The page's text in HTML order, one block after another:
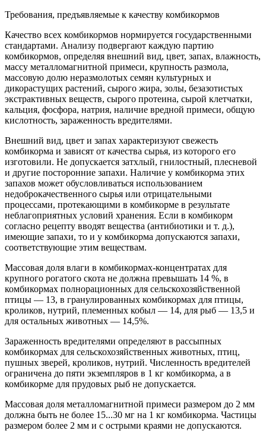
Требования, предъявляемые к качеству комбикормов
Качество всех комбикормов нормируется государственными
стандартами. Анализу подвергают каждую партию
комбикормов, определяя внешний вид, цвет, запах, влажность,
массу металломагнитной примеси, крупность размола,
массовую долю неразмолотых семян культурных и
дикорастущих растений, сырого жира, золы, безазотистых
экстрактивных веществ, сырого протеина, сырой клетчатки,
кальция, фосфора, натрия, наличие вредной примеси, общую
кислотность, зараженность вредителями.
Внешний вид, цвет и запах характеризуют свежесть
комбикорма и зависят от качества сырья, из которого его
изготовили. Не допускается затхлый, гнилостный, плесневой
и другие посторонние запахи. Наличие у комбикорма этих
запахов может обусловливаться использованием
недоброкачественного сырья или отрицательными
процессами, протекающими в комбикорме в результате
неблагоприятных условий хранения. Если в комбикорм
согласно рецепту вводят вещества (антибиотики и т. д.),
имеющие запахи, то и у комбикорма допускаются запахи,
соответствующие этим веществам.
Массовая доля влаги в комбикормах-концентратах для
крупного рогатого скота не должна превышать 14 %, в
комбикормах полнорационных для сельскохозяйственной
птицы — 13, в гранулированных комбикормах для птицы,
кроликов, нутрий, племенных кобыл — 14, для рыб — 13,5 и
для остальных животных — 14,5%.
Зараженность вредителями определяют в рассыпных
комбикормах для сельскохозяйственных животных, птиц,
пушных зверей, кроликов, нутрий. Численность вредителей
ограничена до пяти экземпляров в 1 кг комбикорма, а в
комбикорме для прудовых рыб не допускается.
Массовая доля металломагнитной примеси размером до 2 мм
должна быть не более 15...30 мг на 1 кг комбикорма. Частицы
размером более 2 мм и с острыми краями не допускаются.